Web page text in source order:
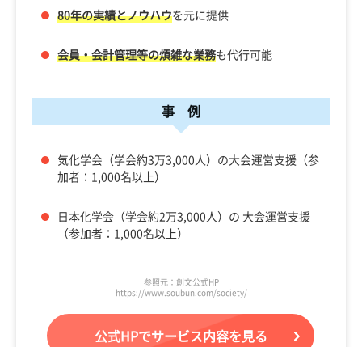
80年の実績とノウハウを元に提供
会員・会計管理等の煩雑な業務も代行可能
事 例
気化学会（学会約3万3,000人）の大会運営支援（参
加者：1,000名以上）
日本化学会（学会約2万3,000人）の 大会運営支援
（参加者：1,000名以上）
参照元：創文公式HP
https://www.soubun.com/society/
公式HPでサービス内容を見る